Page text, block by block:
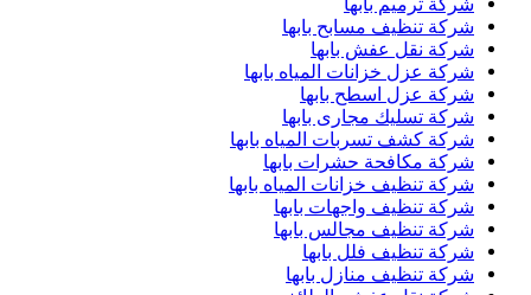
شركة تنظيف مسابح بابها
شركة نقل عفش بابها
شركة عزل خزانات المياه بابها
شركة عزل اسطح بابها
شركة تسليك مجارى بابها
شركة كشف تسربات المياه بابها
شركة مكافحة حشرات بابها
شركة تنظيف خزانات المياه بابها
شركة تنظيف واجهات بابها
شركة تنظيف مجالس بابها
شركة تنظيف فلل بابها
شركة تنظيف منازل بابها